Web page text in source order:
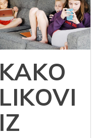
KAKO
LIKOVI
IZ